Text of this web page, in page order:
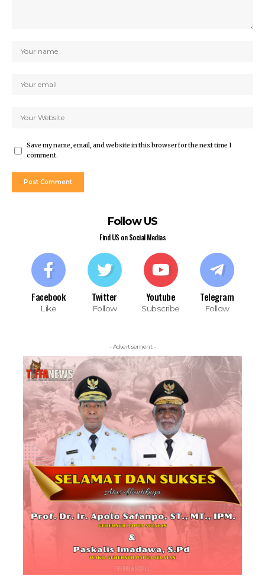
Save my name, email, and website in this browser for the next time I
comment.
Follow US
Find US on Social Medias
Facebook
Like
Twitter
Follow
Youtube
Subscribe
Telegram
Follow
- Advertisement -